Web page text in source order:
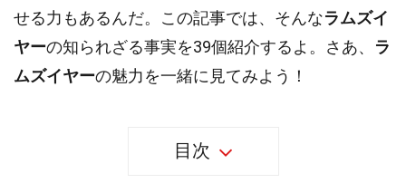
せる力もあるんだ。この記事では、そんなラムズイ
ヤーの知られざる事実を39個紹介するよ。さあ、 ラ
ムズイヤーの魅力を一緒に見てみよう！
目次